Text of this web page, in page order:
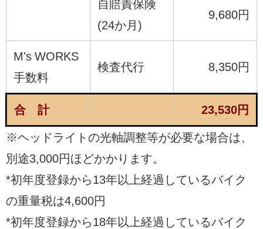
自賠責保険
(24か月)
9,680円
M's WORKS
手数料
検査代行 8,350円
合 計 23,530円
※ヘッドライトの光軸調整等が必要な場合は、
別途3,000円ほどかかります。
*初年度登録から13年以上経過しているバイク
の重量税は4,600円
*初年度登録から18年以上経過しているバイク